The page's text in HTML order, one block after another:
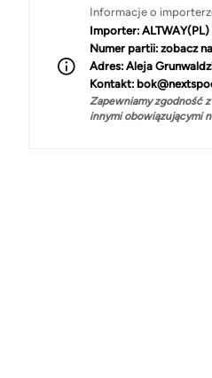
Informacje o
Importer: ALTWAY(PL)
Numer partii: zobacz
Adres: Aleja
Kontakt:
Zapewniamy zgodność
innymi obowiązującymi